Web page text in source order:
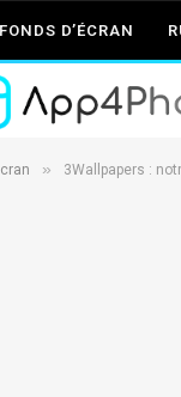
FONDS D’ÉCRAN
» 3Wallpapers : notre